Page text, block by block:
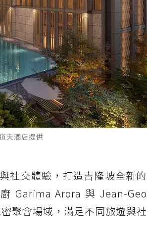
酒店提供
社交體驗，打造吉隆坡全新
Garima Arora 與 Jean-
聚會場域，滿足不同旅遊與